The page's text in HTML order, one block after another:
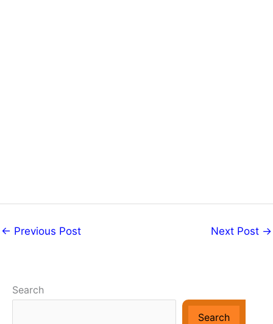
← Previous Post Next Post →
Search
Search